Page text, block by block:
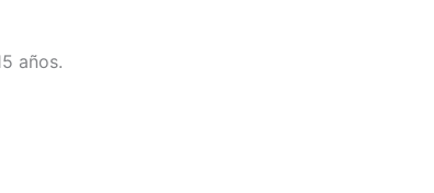
años.